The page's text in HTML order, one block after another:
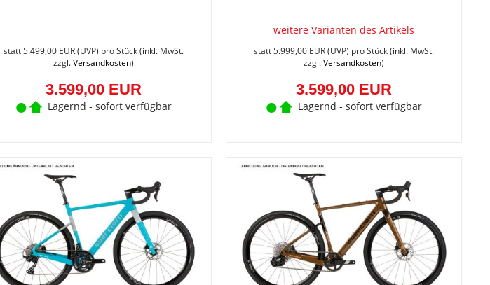
statt5.499,00 EUR(UVP) pro Stück (inkl. MwSt.
zzgl.Versandkosten)
3.599,00 EUR
Lagernd - sofort verfügbar
weitere Varianten des Artikels
statt5.999,00 EUR(UVP) pro Stück (inkl. MwSt.
zzgl.Versandkosten)
3.599,00 EUR
Lagernd - sofort verfügbar